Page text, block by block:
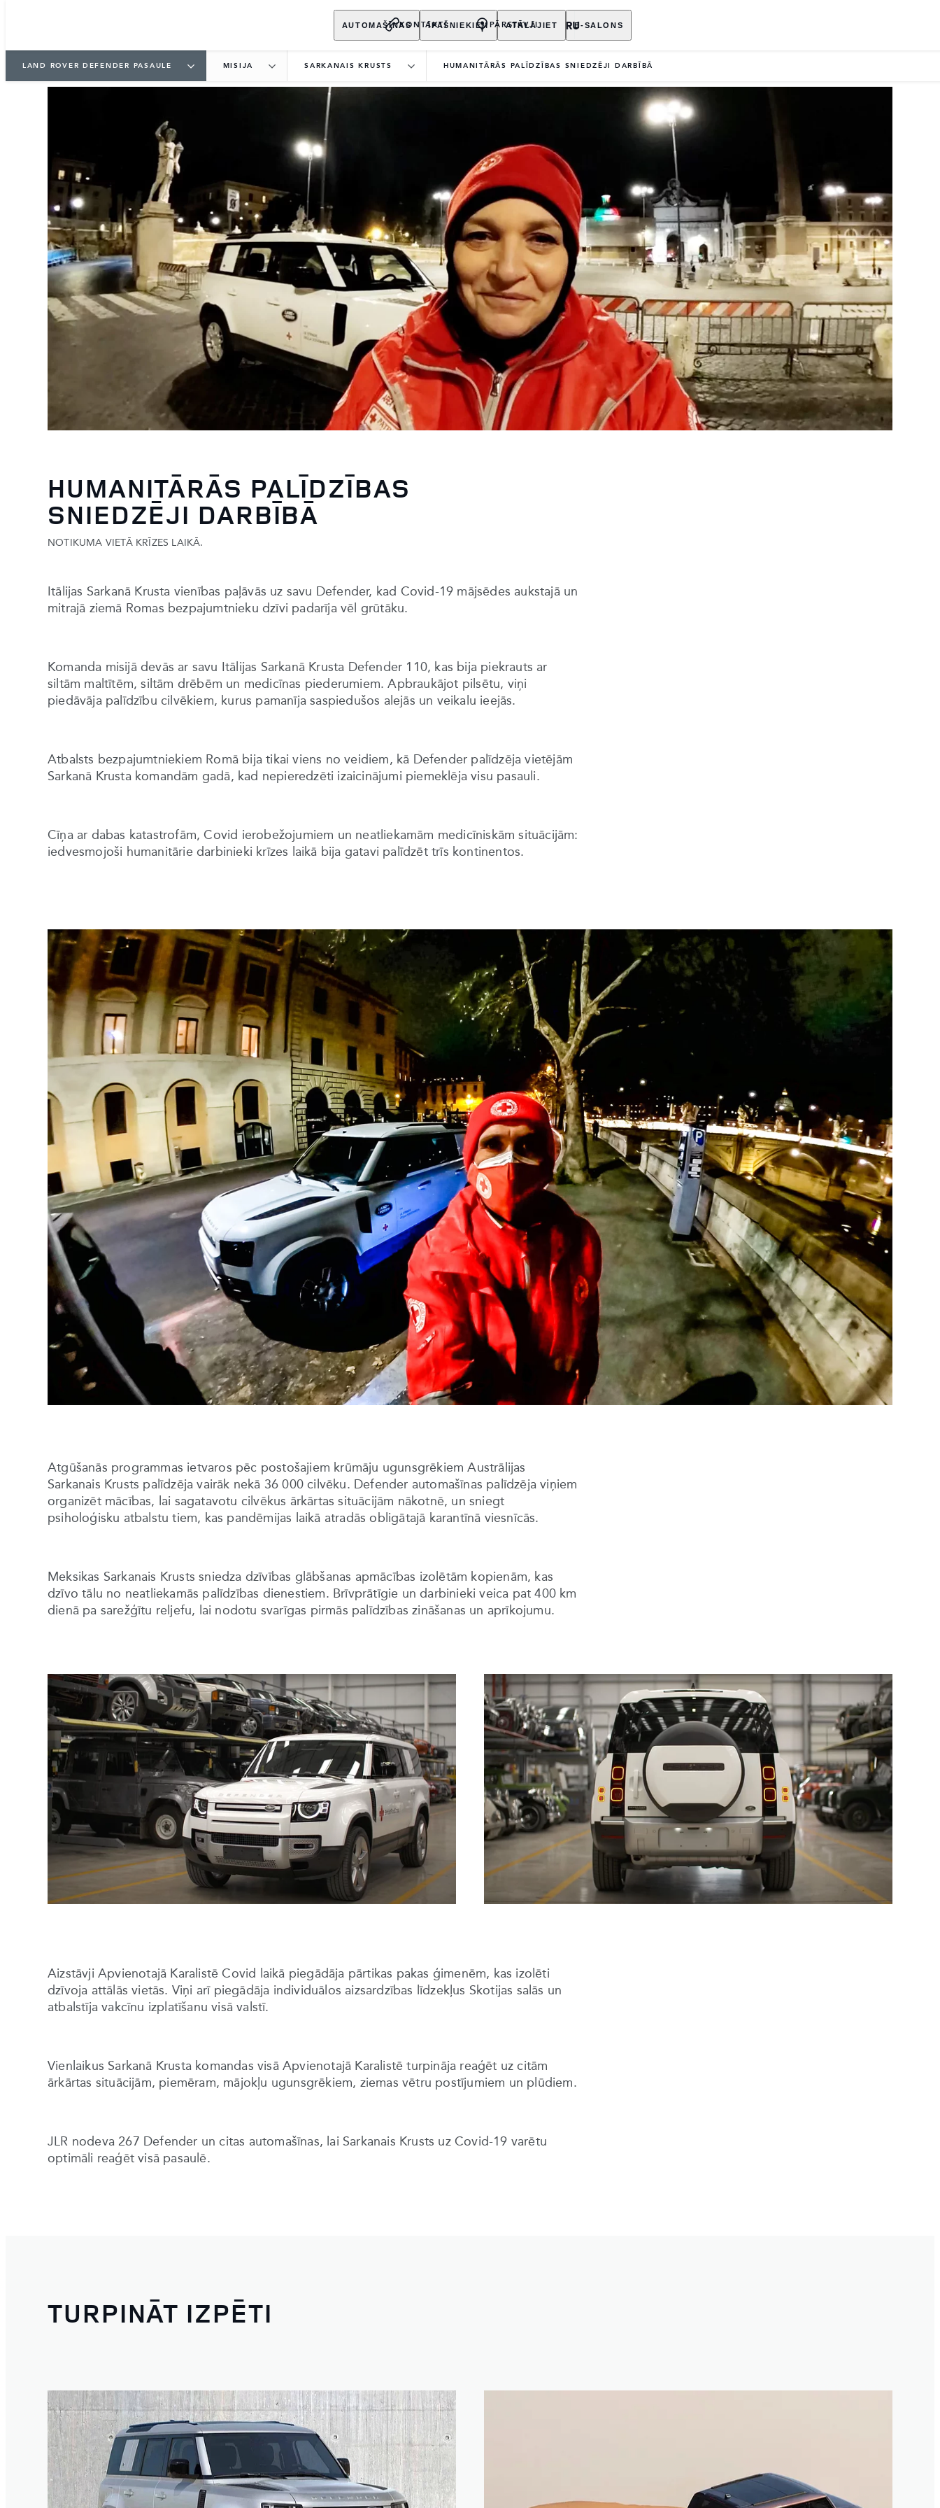
AUTOMAŠĪNAS ĪPAŠNIEKIEM ATKLĀJIET E-SALONS
KONTAKTI PĀRSTĀVJI
LAND ROVER DEFENDER PASAULE MISIJA SARKANAIS KRUSTS HUMANITĀRĀS PALĪDZĪBAS SNIEDZĒJI DARBĪBĀ
HUMANITĀRĀS PALĪDZĪBAS
SNIEDZĒJI DARBĪBĀ
NOTIKUMA VIETĀ KRĪZES LAIKĀ.
Itālijas Sarkanā Krusta vienības paļāvās uz savu Defender, kad Covid-19 mājsēdes aukstajā un
mitrajā ziemā Romas bezpajumtnieku dzīvi padarīja vēl grūtāku.
Komanda misijā devās ar savu Itālijas Sarkanā Krusta Defender 110, kas bija piekrauts ar
siltām maltītēm, siltām drēbēm un medicīnas piederumiem. Apbraukājot pilsētu, viņi
piedāvāja palīdzību cilvēkiem, kurus pamanīja saspiedušos alejās un veikalu ieejās.
Atbalsts bezpajumtniekiem Romā bija tikai viens no veidiem, kā Defender palīdzēja vietējām
Sarkanā Krusta komandām gadā, kad nepieredzēti izaicinājumi piemeklēja visu pasauli.
Cīņa ar dabas katastrofām, Covid ierobežojumiem un neatliekamām medicīniskām situācijām:
iedvesmojoši humanitārie darbinieki krīzes laikā bija gatavi palīdzēt trīs kontinentos.
Atgūšanās programmas ietvaros pēc postošajiem krūmāju ugunsgrēkiem Austrālijas
Sarkanais Krusts palīdzēja vairāk nekā 36 000 cilvēku. Defender automašīnas palīdzēja viņiem
organizēt mācības, lai sagatavotu cilvēkus ārkārtas situācijām nākotnē, un sniegt
psiholoģisku atbalstu tiem, kas pandēmijas laikā atradās obligātajā karantīnā viesnīcās.
Meksikas Sarkanais Krusts sniedza dzīvības glābšanas apmācības izolētām kopienām, kas
dzīvo tālu no neatliekamās palīdzības dienestiem. Brīvprātīgie un darbinieki veica pat 400 km
dienā pa sarežģītu reljefu, lai nodotu svarīgas pirmās palīdzības zināšanas un aprīkojumu.
Aizstāvji Apvienotajā Karalistē Covid laikā piegādāja pārtikas pakas ģimenēm, kas izolēti
dzīvoja attālās vietās. Viņi arī piegādāja individuālos aizsardzības līdzekļus Skotijas salās un
atbalstīja vakcīnu izplatīšanu visā valstī.
Vienlaikus Sarkanā Krusta komandas visā Apvienotajā Karalistē turpināja reaģēt uz citām
ārkārtas situācijām, piemēram, mājokļu ugunsgrēkiem, ziemas vētru postījumiem un plūdiem.
JLR nodeva 267 Defender un citas automašīnas, lai Sarkanais Krusts uz Covid-19 varētu
optimāli reaģēt visā pasaulē.
TURPINĀT IZPĒTI